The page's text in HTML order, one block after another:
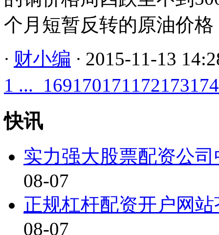
个月短暂反转的原油价
· 财小编 · 2015-11-13
1 ... 169170171172173174
快讯
实力强大股票配资公
08-07
正规杠杆配资开户网
08-07